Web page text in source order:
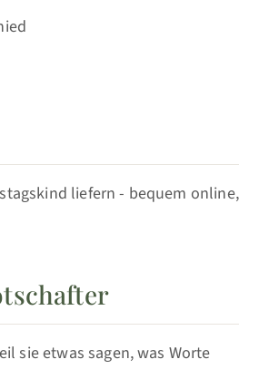
liefern - bequem online,
sie etwas sagen, was Worte